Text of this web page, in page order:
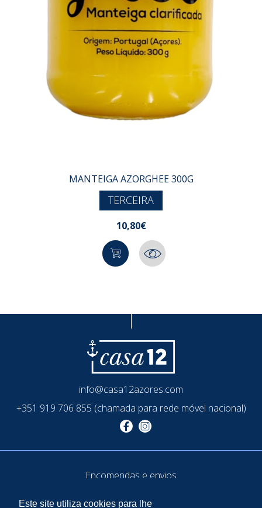
Este site utiliza cookies para lhe
MANTEIGA AZORGHEE 300G
TERCEIRA
10,80€
info@casa12azores.com
+351 919 706 855 (chamada para rede móvel nacional)
Encomendas e envios